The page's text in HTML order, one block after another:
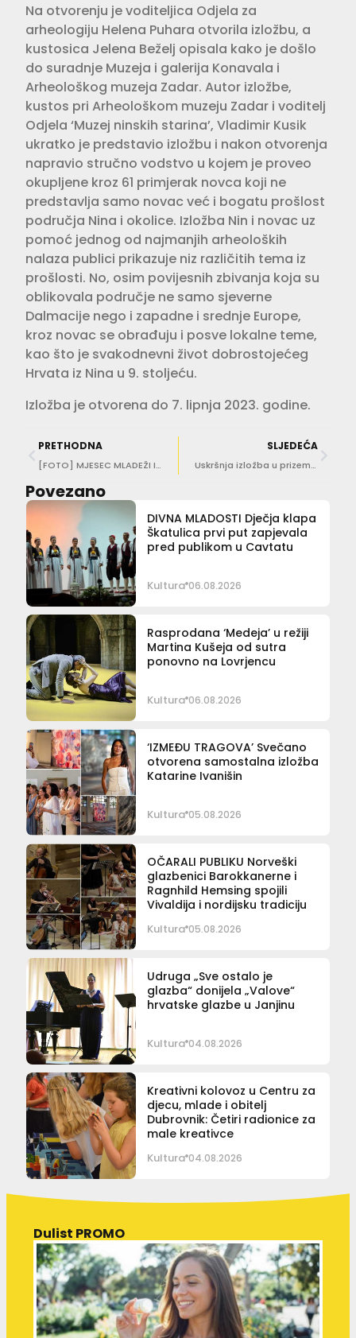
Na otvorenju je voditeljica Odjela za
arheologiju Helena Puhara otvorila izložbu, a
kustosica Jelena Beželj opisala kako je došlo
do suradnje Muzeja i galerija Konavala i
Arheološkog muzeja Zadar. Autor izložbe,
kustos pri Arheološkom muzeju Zadar i voditelj
Odjela ‘Muzej ninskih starina’, Vladimir Kusik
ukratko je predstavio izložbu i nakon otvorenja
napravio stručno vodstvo u kojem je proveo
okupljene kroz 61 primjerak novca koji ne
predstavlja samo novac već i bogatu prošlost
područja Nina i okolice. Izložba Nin i novac uz
pomoć jednog od najmanjih arheoloških
nalaza publici prikazuje niz različitih tema iz
prošlosti. No, osim povijesnih zbivanja koja su
oblikovala područje ne samo sjeverne
Dalmacije nego i zapadne i srednje Europe,
kroz novac se obrađuju i posve lokalne teme,
kao što je svakodnevni život dobrostojećeg
Hrvata iz Nina u 9. stoljeću.
Izložba je otvorena do 7. lipnja 2023. godine.
PRETHODNA
[FOTO] MJESEC MLADEŽI I DSO-a Neki su nastupili, a neki se upoznali sa svijetom glazbe!
SLJEDEĆA
Uskršnja izložba u prizemlju Narodne knjižnice Grad
Povezano
DIVNA MLADOSTI Dječja klapa
Škatulica prvi put zapjevala
pred publikom u Cavtatu
Kultura 06.08.2026
Rasprodana ‘Medeja’ u režiji
Martina Kušeja od sutra
ponovno na Lovrjencu
Kultura 06.08.2026
‘IZMEĐU TRAGOVA’ Svečano
otvorena samostalna izložba
Katarine Ivanišin
Kultura 05.08.2026
OČARALI PUBLIKU Norveški
glazbenici Barokkanerne i
Ragnhild Hemsing spojili
Vivaldija i nordijsku tradiciju
Kultura 05.08.2026
Udruga „Sve ostalo je
glazba“ donijela „Valove“
hrvatske glazbe u Janjinu
Kultura 04.08.2026
Kreativni kolovoz u Centru za
djecu, mlade i obitelj
Dubrovnik: Četiri radionice za
male kreativce
Kultura 04.08.2026
Dulist PROMO